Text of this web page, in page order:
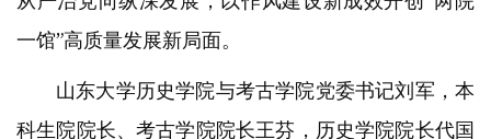
一馆”高质量发展新局面。
山东大学历史学院与考古学院党委书记刘军，本
科生院院长、考古学院院长王芬，历史学院院长代国